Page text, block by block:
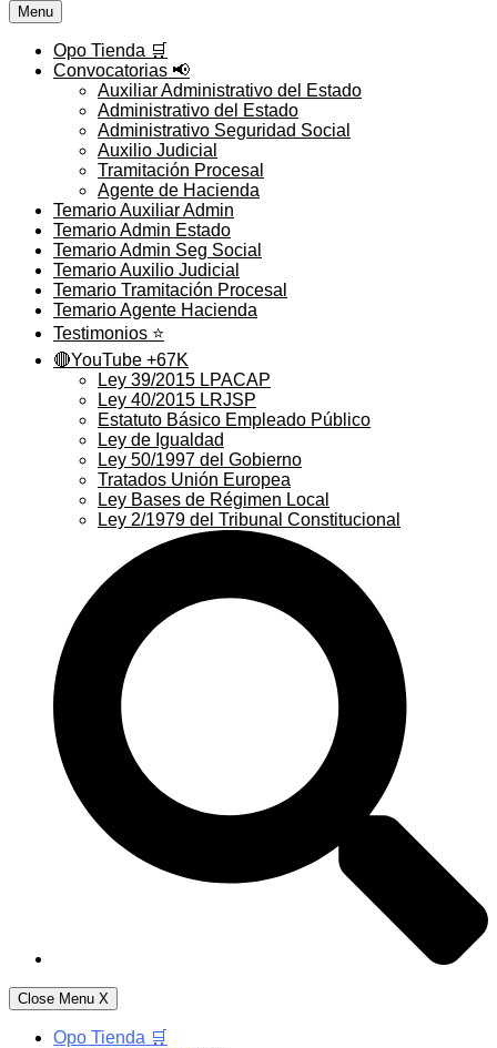
Menu
Opo Tienda 🛒
Convocatorias 📢
Auxiliar Administrativo del Estado
Administrativo del Estado
Administrativo Seguridad Social
Auxilio Judicial
Tramitación Procesal
Agente de Hacienda
Temario Auxiliar Admin
Temario Admin Estado
Temario Admin Seg Social
Temario Auxilio Judicial
Temario Tramitación Procesal
Temario Agente Hacienda
Testimonios ⭐️
🔴YouTube +67K
Ley 39/2015 LPACAP
Ley 40/2015 LRJSP
Estatuto Básico Empleado Público
Ley de Igualdad
Ley 50/1997 del Gobierno
Tratados Unión Europea
Ley Bases de Régimen Local
Ley 2/1979 del Tribunal Constitucional
Close Menu X
Opo Tienda 🛒